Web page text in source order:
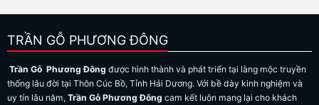
TRẦN GỖ PHƯƠNG ĐÔNG
Trần Gỗ Phương Đông được hình thành và phát triển tại làng mộc truyền
thống lâu đời tại Thôn Cúc Bồ, Tỉnh Hải Dương. Với bề dày kinh nghiệm và
uy tín lâu năm, Trần Gỗ Phương Đông cam kết luôn mang lại cho khách